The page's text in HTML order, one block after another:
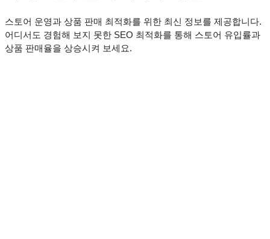
스토어 운영과 상품 판매 최적화를 위한 최신 정보를 제공합니다.
어디서도 경험해 보지 못한 SEO 최적화를 통해 스토어 유입률과
상품 판매율을 상승시켜 보세요.